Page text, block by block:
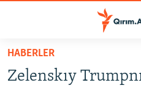
Esas
qaytmaq
HABERLER
HABERLER
Zelenskıy